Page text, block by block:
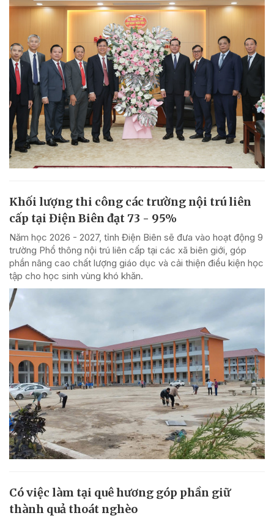
Khối lượng thi công các trường nội trú liên
cấp tại Điện Biên đạt 73 - 95%
Năm học 2026 - 2027, tỉnh Điện Biên sẽ đưa vào hoạt động 9
trường Phổ thông nội trú liên cấp tại các xã biên giới, góp
phần nâng cao chất lượng giáo dục và cải thiện điều kiện học
tập cho học sinh vùng khó khăn.
Có việc làm tại quê hương góp phần giữ
thành quả thoát nghèo